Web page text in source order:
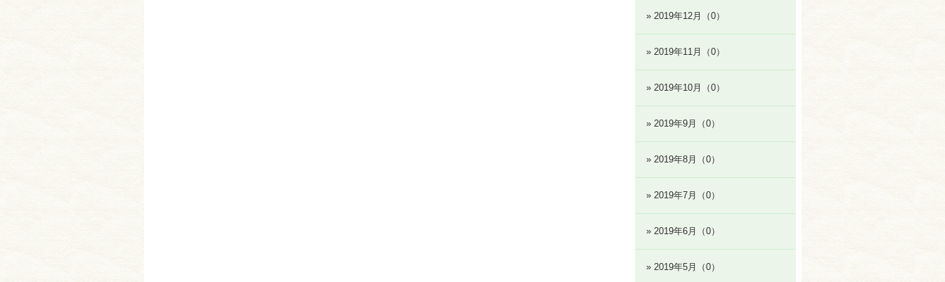
» 2019年12月（0）
» 2019年11月（0）
» 2019年10月（0）
» 2019年9月（0）
» 2019年8月（0）
» 2019年7月（0）
» 2019年6月（0）
» 2019年5月（0）